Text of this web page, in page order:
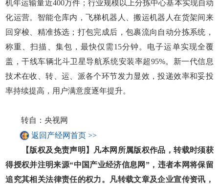
机年运输量近400万件；行业规模以上分拣中心基本实现自动
化运营。智能仓库内，飞梯机器人、搬运机器人在货架间来
回穿梭、精准拣选；打包完成后，包裹流向自动分拣系统，
称重、扫描、集包，最快仅需15分钟。电子运单实现全覆
盖，干线车辆北斗卫星导航系统安装率超95%。新一代信息
技术在收、转、运、派各个环节发力显效，投递效率和妥投
率持续提高，用户满意度逐年提升。
转自：央视网
返回产经网首页 >>
【版权及免责声明】凡本网所属版权作品，转载时须获
得授权并注明来源“中国产业经济信息网”，违者本网将保留
追究其相关法律责任的权力。凡转载文章及企业宣传资讯，